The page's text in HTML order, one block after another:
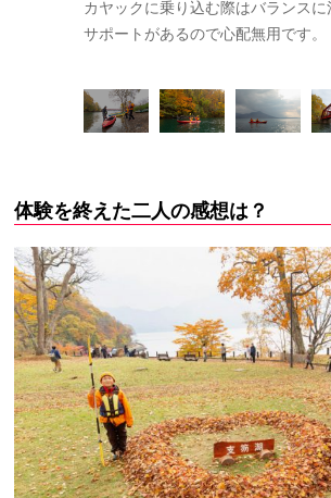
カヤックに乗り込む際はバランスに
サポートがあるので心配無用です。
体験を終えた二人の感想は？